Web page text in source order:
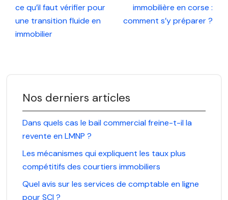
ce qu’il faut vérifier pour
une transition fluide en
immobilier
immobilière en corse :
comment s’y préparer ?
Nos derniers articles
Dans quels cas le bail commercial freine-t-il la
revente en LMNP ?
Les mécanismes qui expliquent les taux plus
compétitifs des courtiers immobiliers
Quel avis sur les services de comptable en ligne
pour SCI ?